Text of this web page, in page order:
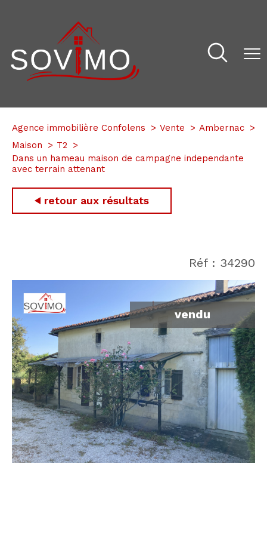
Agence immobilière Confolens Vente
Ambernac
Maison
T2
Dans un hameau maison de campagne independante
avec terrain attenant
retour aux résultats
Réf : 34290
vendu